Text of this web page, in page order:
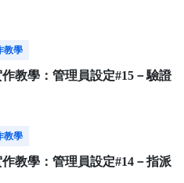
教學
作教學：管理員設定#15－驗證
教學
作教學：管理員設定#14－指派